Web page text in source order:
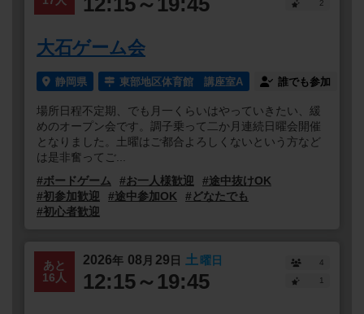
2
大石ゲーム会
静岡県 東部地区体育館 講座室A 誰でも参加
場所日程不定期、でも月一くらいはやっていきたい、緩
めのオープン会です。調子乗って二か月連続日曜会開催
となりました。土曜はご都合よろしくないという方など
は是非奮ってご...
#ボードゲーム
#お一人様歓迎
#途中抜けOK
#初参加歓迎
#途中参加OK
#どなたでも
#初心者歓迎
あと
16人
2026年 08 月 29日 土 曜日
12:15～19:45
4
1